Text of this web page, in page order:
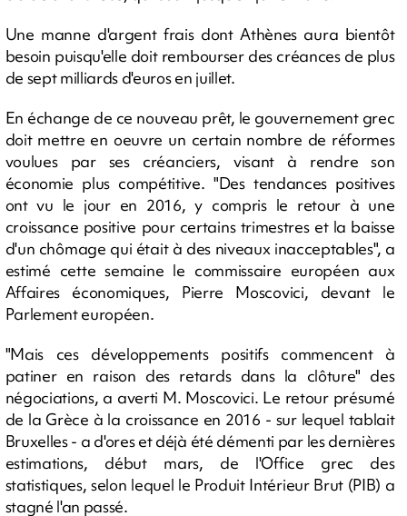
Une manne d'argent frais dont Athènes aura bientôt
besoin puisqu'elle doit rembourser des créances de plus
de sept milliards d'euros en juillet.
En échange de ce nouveau prêt, le gouvernement grec
doit mettre en oeuvre un certain nombre de réformes
voulues par ses créanciers, visant à rendre son
économie plus compétitive. "Des tendances positives
ont vu le jour en 2016, y compris le retour à une
croissance positive pour certains trimestres et la baisse
d'un chômage qui était à des niveaux inacceptables", a
estimé cette semaine le commissaire européen aux
Affaires économiques, Pierre Moscovici, devant le
Parlement européen.
"Mais ces développements positifs commencent à
patiner en raison des retards dans la clôture" des
négociations, a averti M. Moscovici. Le retour présumé
de la Grèce à la croissance en 2016 - sur lequel tablait
Bruxelles - a d'ores et déjà été démenti par les dernières
estimations, début mars, de l'Office grec des
statistiques, selon lequel le Produit Intérieur Brut (PIB) a
stagné l'an passé.